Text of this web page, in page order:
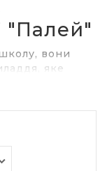
"Палей"
вони
яке
тощо. Щоб
не забути